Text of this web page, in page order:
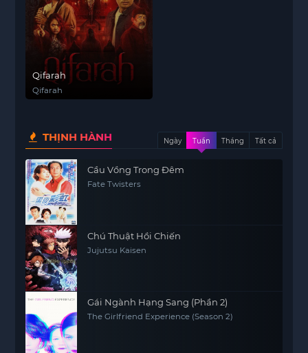
Qifarah
Qifarah
THỊNH HÀNH Ngày Tuần Tháng Tất cả
Cầu Vồng Trong Đêm
Fate Twisters
Chú Thuật Hồi Chiến
Jujutsu Kaisen
Gái Ngành Hạng Sang (Phần 2)
The Girlfriend Experience (Season 2)